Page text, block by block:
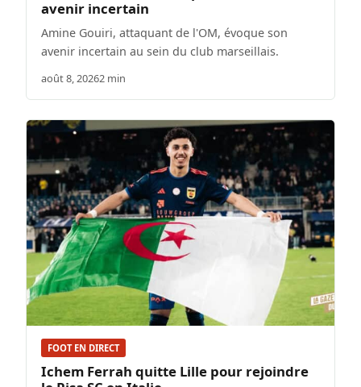
avenir incertain
Amine Gouiri, attaquant de l'OM, évoque son
avenir incertain au sein du club marseillais.
août 8, 20262 min
FOOT EN DIRECT
Ichem Ferrah quitte Lille pour rejoindre